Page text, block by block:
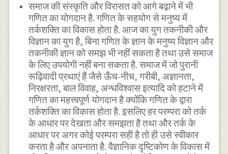
समाज की संस्कृति और विरासत को आगे बढ़ाने में भी
गणित का योगदान है. गणित के सहयोग से मनुष्य में
तर्कशक्ति का विकास होता है. आज का युग तकनीकी और
विज्ञान का युग है, बिना गणित के ज्ञान के मनुष्य विज्ञान और
तकनीकी ज्ञान को समझ भी नहीं सकता है तथा उसे समाज
के लिए उपयोगी नहीं बना सकता है. समाज में जो पुरानी
रूढ़िवादी प्रथाएं हैं जैसे ऊँच-नीच, गरीबी, अज्ञानता,
निरक्षरता, बाल विवाह, अन्धविश्वास इत्यादि को हटाने में
गणित का महत्त्वपूर्ण योगदान है क्योंकि गणित के द्वारा
तर्कशक्ति का विकास होता है. इसलिए हर परम्परा को तर्क
के आधार पर देखता और समझता है तथा और तर्क के
आधार पर अगर कोई परम्परा सही है तो ही उसे स्वीकार
करता है और अपनाता है. वैज्ञानिक दृष्टिकोण के विकास में